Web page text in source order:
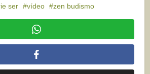
ser vídeo zen budismo